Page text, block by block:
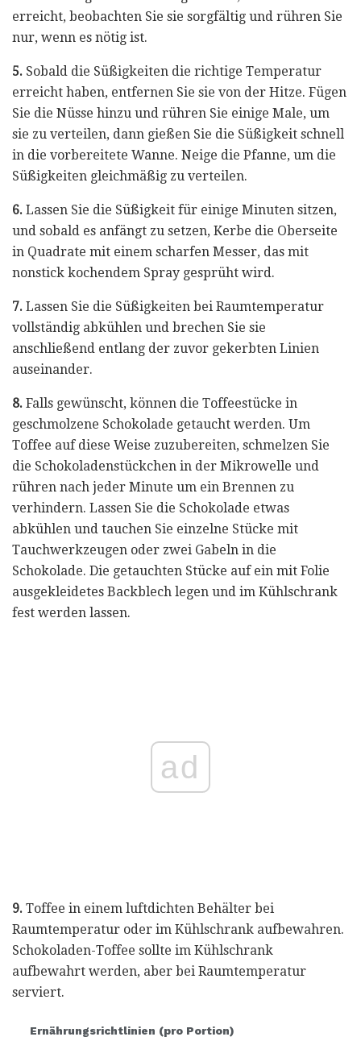
erreicht, beobachten Sie sie sorgfältig und rühren Sie
nur, wenn es nötig ist.
5. Sobald die Süßigkeiten die richtige Temperatur
erreicht haben, entfernen Sie sie von der Hitze. Fügen
Sie die Nüsse hinzu und rühren Sie einige Male, um
sie zu verteilen, dann gießen Sie die Süßigkeit schnell
in die vorbereitete Wanne. Neige die Pfanne, um die
Süßigkeiten gleichmäßig zu verteilen.
6. Lassen Sie die Süßigkeit für einige Minuten sitzen,
und sobald es anfängt zu setzen, Kerbe die Oberseite
in Quadrate mit einem scharfen Messer, das mit
nonstick kochendem Spray gesprüht wird.
7. Lassen Sie die Süßigkeiten bei Raumtemperatur
vollständig abkühlen und brechen Sie sie
anschließend entlang der zuvor gekerbten Linien
auseinander.
8. Falls gewünscht, können die Toffeestücke in
geschmolzene Schokolade getaucht werden. Um
Toffee auf diese Weise zuzubereiten, schmelzen Sie
die Schokoladenstückchen in der Mikrowelle und
rühren nach jeder Minute um ein Brennen zu
verhindern. Lassen Sie die Schokolade etwas
abkühlen und tauchen Sie einzelne Stücke mit
Tauchwerkzeugen oder zwei Gabeln in die
Schokolade. Die getauchten Stücke auf ein mit Folie
ausgekleidetes Backblech legen und im Kühlschrank
fest werden lassen.
ad
9. Toffee in einem luftdichten Behälter bei
Raumtemperatur oder im Kühlschrank aufbewahren.
Schokoladen-Toffee sollte im Kühlschrank
aufbewahrt werden, aber bei Raumtemperatur
serviert.
Ernährungsrichtlinien (pro Portion)